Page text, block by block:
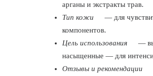
арганы и экстракты трав.
Тип кожи
— для
компонентов.
Цель использования
—
насыщенные — для
Отзывы и рекомендации